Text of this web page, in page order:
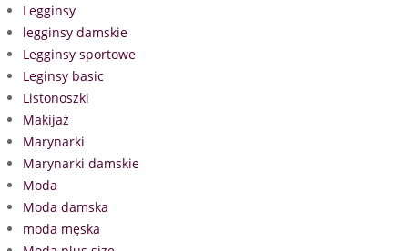
Legginsy
legginsy damskie
Legginsy sportowe
Leginsy basic
Listonoszki
Makijaż
Marynarki
Marynarki damskie
Moda
Moda damska
moda męska